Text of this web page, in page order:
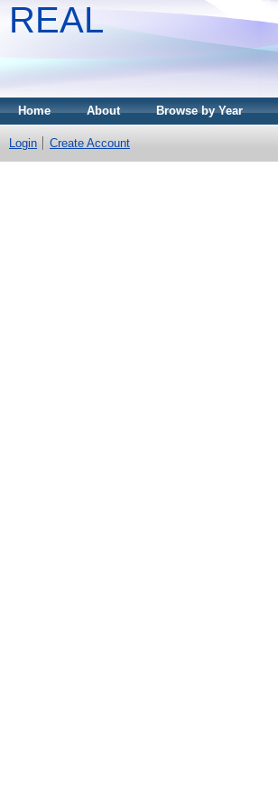
REAL
Home About Browse by Year
Login Create Account